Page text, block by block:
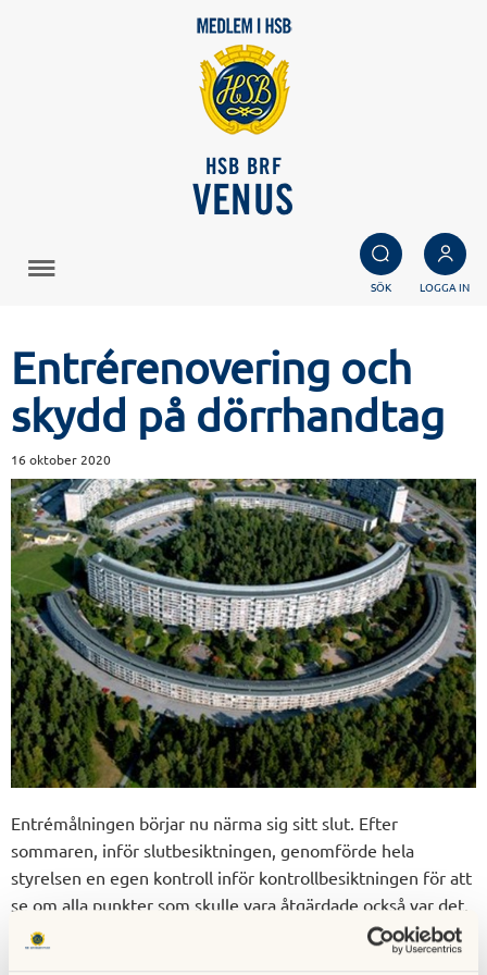
HSB BRF
VENUS
SÖK LOGGA IN
Entrérenovering och
skydd på dörrhandtag
16 oktober 2020
Entrémålningen börjar nu närma sig sitt slut. Efter
sommaren, inför slutbesiktningen, genomförde hela
styrelsen en egen kontroll inför kontrollbesiktningen för att
se om alla punkter som skulle vara åtgärdade också var det.
Eftersom vi i styrelsen inte var nöjda med vad vi såg
återtogs arbete med att åtgärda punkter som inte varit